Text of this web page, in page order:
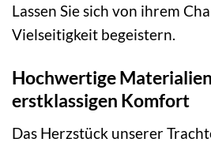
Lassen Sie sich von ihrem
Vielseitigkeit begeistern.
Hochwertige
erstklassigen Komfort
Das Herzstück unserer